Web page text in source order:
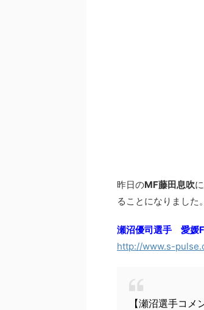
昨日のMF藤田息吹
ることになりました。
瀬沼優司選手 愛媛
http://www.s-
【瀬沼選手